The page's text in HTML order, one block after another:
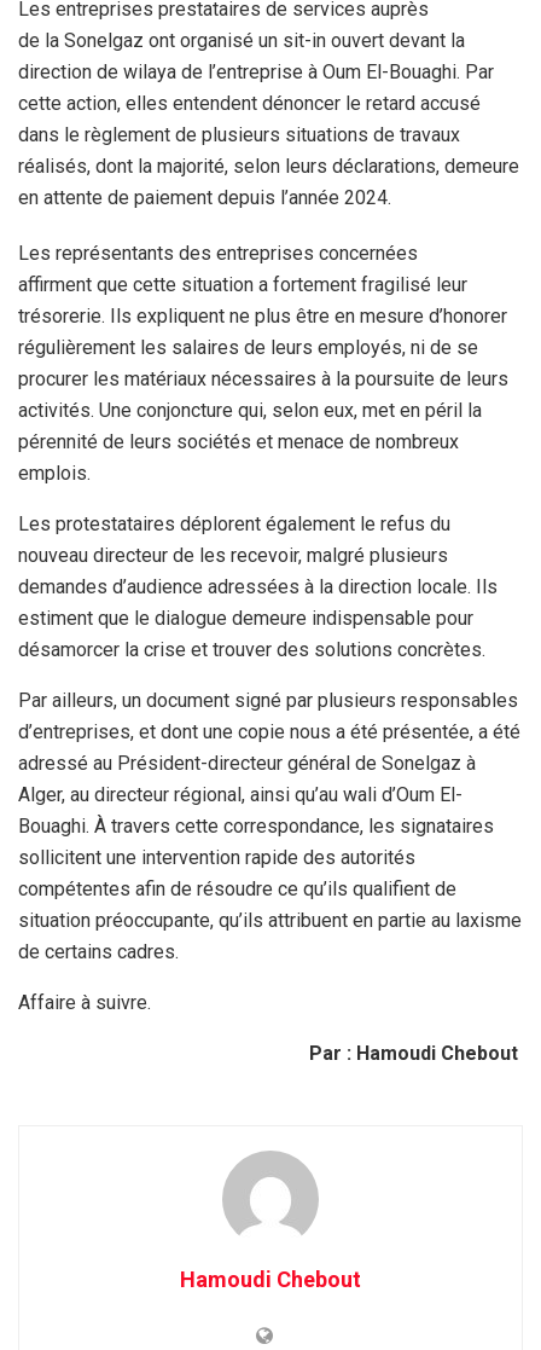
Les entreprises prestataires de services auprès
de la Sonelgaz ont organisé un sit-in ouvert devant la
direction de wilaya de l’entreprise à Oum El-Bouaghi. Par
cette action, elles entendent dénoncer le retard accusé
dans le règlement de plusieurs situations de travaux
réalisés, dont la majorité, selon leurs déclarations, demeure
en attente de paiement depuis l’année 2024.
Les représentants des entreprises concernées
affirment que cette situation a fortement fragilisé leur
trésorerie. Ils expliquent ne plus être en mesure d’honorer
régulièrement les salaires de leurs employés, ni de se
procurer les matériaux nécessaires à la poursuite de leurs
activités. Une conjoncture qui, selon eux, met en péril la
pérennité de leurs sociétés et menace de nombreux
emplois.
Les protestataires déplorent également le refus du
nouveau directeur de les recevoir, malgré plusieurs
demandes d’audience adressées à la direction locale. Ils
estiment que le dialogue demeure indispensable pour
désamorcer la crise et trouver des solutions concrètes.
Par ailleurs, un document signé par plusieurs responsables
d’entreprises, et dont une copie nous a été présentée, a été
adressé au Président-directeur général de Sonelgaz à
Alger, au directeur régional, ainsi qu’au wali d’Oum El-
Bouaghi. À travers cette correspondance, les signataires
sollicitent une intervention rapide des autorités
compétentes afin de résoudre ce qu’ils qualifient de
situation préoccupante, qu’ils attribuent en partie au laxisme
de certains cadres.
Affaire à suivre.
Par : Hamoudi Chebout
Hamoudi Chebout